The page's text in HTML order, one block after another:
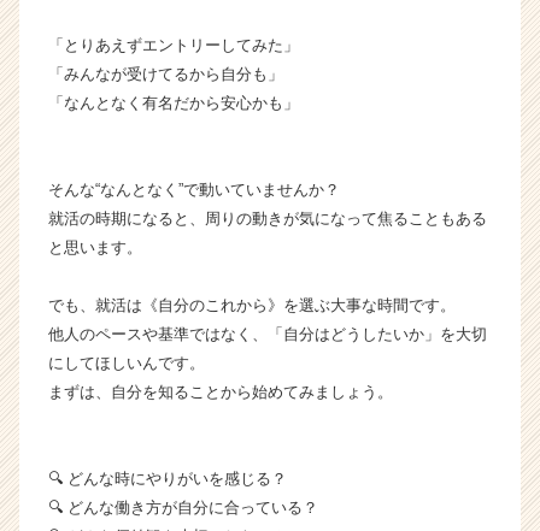
イ
ン】
ベ
ャ
ー・
業
か
ス
ト
届
「とりあえずエントリーしてみた」
「みんなが受けてるから自分も」
「なんとなく有名だから安心かも」
そんな“なんとなく”で動いていませんか？
就活の時期になると、周りの動きが気になって焦ることもある
と思います。
でも、就活は《自分のこれから》を選ぶ大事な時間です。
他人のペースや基準ではなく、「自分はどうしたいか」を大切
にしてほしいんです。
まずは、自分を知ることから始めてみましょう。
🔍 どんな時にやりがいを感じる？
🔍 どんな働き方が自分に合っている？